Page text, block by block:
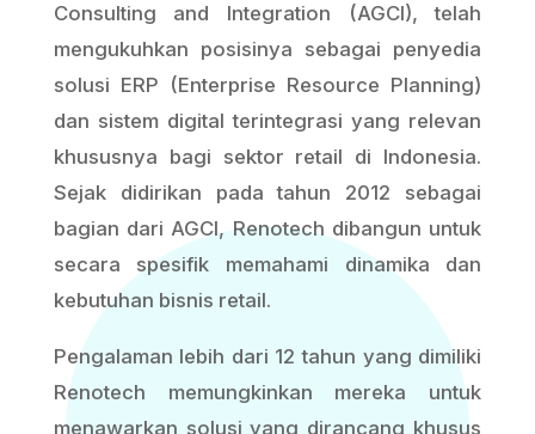
Consulting and Integration (AGCI), telah
mengukuhkan posisinya sebagai penyedia
solusi ERP (Enterprise Resource Planning)
dan sistem digital terintegrasi yang relevan
khususnya bagi sektor retail di Indonesia.
Sejak didirikan pada tahun 2012 sebagai
bagian dari AGCI, Renotech dibangun untuk
secara spesifik memahami dinamika dan
kebutuhan bisnis retail.
Pengalaman lebih dari 12 tahun yang dimiliki
Renotech memungkinkan mereka untuk
menawarkan solusi yang dirancang khusus